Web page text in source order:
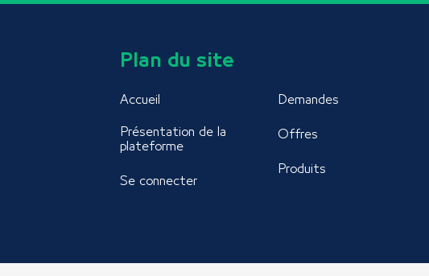
Plan du site
Accueil
Présentation de la
plateforme
Se connecter
Demandes
Offres
Produits